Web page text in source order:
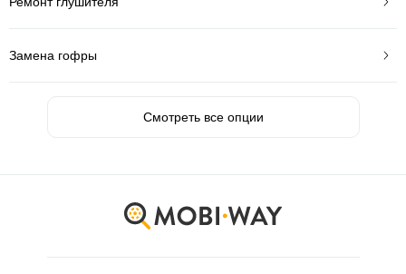
Замена гофры
Смотреть все опции